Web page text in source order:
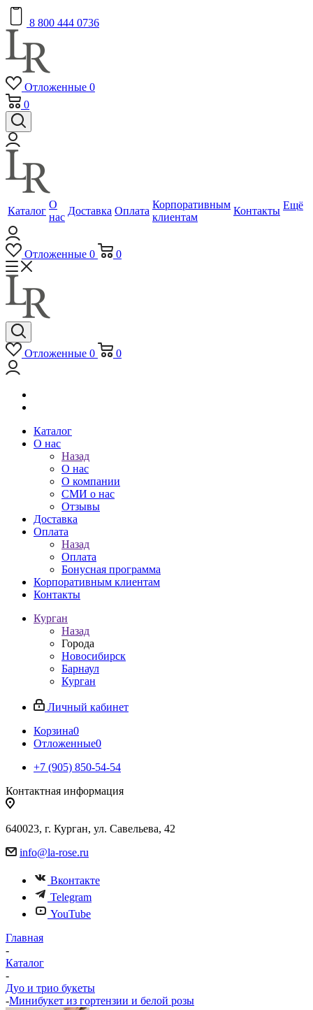
8 800 444 0736
Отложенные 0
0
Каталог
О
нас
Доставка Оплата
Корпоративным
клиентам
Контакты Ещё
Отложенные 0 0
Отложенные 0 0
Каталог
О нас
Назад
О нас
О компании
СМИ о нас
Отзывы
Доставка
Оплата
Назад
Оплата
Бонусная программа
Корпоративным клиентам
Контакты
Курган
Назад
Города
Новосибирск
Барнаул
Курган
Личный кабинет
Корзина0
Отложенные0
+7 (905) 850-54-54
Контактная информация
640023, г. Курган, ул. Савельева, 42
info@la-rose.ru
Вконтакте
Telegram
YouTube
Главная
-
Каталог
-
Дуо и трио букеты
-Минибукет из гортензии и белой розы